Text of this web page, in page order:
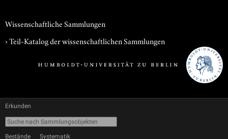
Wissenschaftliche Sammlungen
› Teil-Katalog der wissenschaftlichen Sammlungen
Erkunden
Bestände Systematik